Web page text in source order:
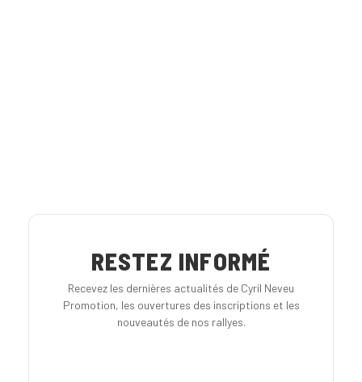
RESTEZ INFORMÉ
Recevez les dernières actualités de Cyril Neveu
Promotion, les ouvertures des inscriptions et les
nouveautés de nos rallyes.